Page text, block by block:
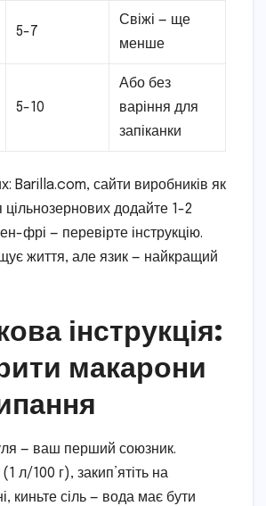
5-7
Свіжі — ще
менше
5-10
Або без
варіння для
запіканки
Barilla.com, сайти виробників як
додайте 1-2
фрі — перевірте інструкцію.
життя, але язик — найкращий
інструкція:
макарони
— ваш перший союзник.
л/100 г), закип’ятіть на
киньте сіль — вода має бути